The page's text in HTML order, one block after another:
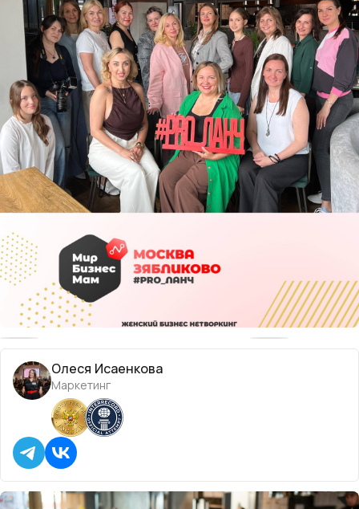
Олеся Исаенкова
Маркетинг